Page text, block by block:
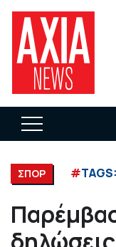
FTSEA
899,47 -
DOW
35.911,81
ΣΠΟΡ #TAGS: